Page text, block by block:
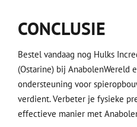
CONCLUSIE
Bestel vandaag nog Hulks
(Ostarine) bij AnabolenWereld
ondersteuning voor
verdient. Verbeter je fysieke
effectieve manier met